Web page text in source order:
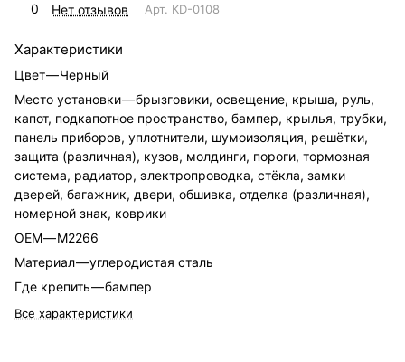
0 Нет отзывов Арт. KD-0108
Характеристики
Цвет—Черный
Место установки—брызговики, освещение, крыша, руль,
капот, подкапотное пространство, бампер, крылья, трубки,
панель приборов, уплотнители, шумоизоляция, решётки,
защита (различная), кузов, молдинги, пороги, тормозная
система, радиатор, электропроводка, стёкла, замки
дверей, багажник, двери, обшивка, отделка (различная),
номерной знак, коврики
OEM—M2266
Материал—углеродистая сталь
Где крепить—бампер
Все характеристики